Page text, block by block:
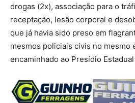
drogas (2x), associação para o
receptação, lesão corporal e
que já havia sido preso em
mesmos policiais civis no mesmo
encaminhado ao Presídio